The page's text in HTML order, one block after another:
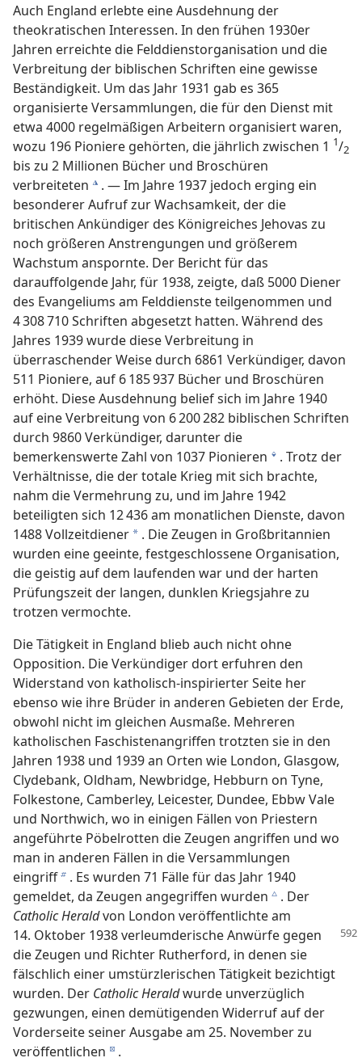
Auch England erlebte eine Ausdehnung der
theokratischen Interessen. In den frühen 1930er
Jahren erreichte die Felddienstorganisation und die
Verbreitung der biblischen Schriften eine gewisse
Beständigkeit. Um das Jahr 1931 gab es 365
organisierte Versammlungen, die für den Dienst mit
etwa 4000 regelmäßigen Arbeitern organisiert waren,
wozu 196 Pioniere gehörten, die jährlich zwischen 1 1/2
bis zu 2 Millionen Bücher und Broschüren
verbreiteten k . — Im Jahre 1937 jedoch erging ein
besonderer Aufruf zur Wachsamkeit, der die
britischen Ankündiger des Königreiches Jehovas zu
noch größeren Anstrengungen und größerem
Wachstum anspornte. Der Bericht für das
darauffolgende Jahr, für 1938, zeigte, daß 5000 Diener
des Evangeliums am Felddienste teilgenommen und
4 308 710 Schriften abgesetzt hatten. Während des
Jahres 1939 wurde diese Verbreitung in
überraschender Weise durch 6861 Verkündiger, davon
511 Pioniere, auf 6 185 937 Bücher und Broschüren
erhöht. Diese Ausdehnung belief sich im Jahre 1940
auf eine Verbreitung von 6 200 282 biblischen Schriften
durch 9860 Verkündiger, darunter die
bemerkenswerte Zahl von 1037 Pionieren l . Trotz der
Verhältnisse, die der totale Krieg mit sich brachte,
nahm die Vermehrung zu, und im Jahre 1942
beteiligten sich 12 436 am monatlichen Dienste, davon
1488 Vollzeitdiener a . Die Zeugen in Großbritannien
wurden eine geeinte, festgeschlossene Organisation,
die geistig auf dem laufenden war und der harten
Prüfungszeit der langen, dunklen Kriegsjahre zu
trotzen vermochte.
Die Tätigkeit in England blieb auch nicht ohne
Opposition. Die Verkündiger dort erfuhren den
Widerstand von katholisch-inspirierter Seite her
ebenso wie ihre Brüder in anderen Gebieten der Erde,
obwohl nicht im gleichen Ausmaße. Mehreren
katholischen Faschistenangriffen trotzten sie in den
Jahren 1938 und 1939 an Orten wie London, Glasgow,
Clydebank, Oldham, Newbridge, Hebburn on Tyne,
Folkestone, Camberley, Leicester, Dundee, Ebbw Vale
und Northwich, wo in einigen Fällen von Priestern
angeführte Pöbelrotten die Zeugen angriffen und wo
man in anderen Fällen in die Versammlungen
eingriffb . Es wurden 71 Fälle für das Jahr 1940
gemeldet, da Zeugen angegriffen wurden c . Der
Catholic Heraldvon London veröffentlichte am
14. Oktober 1938 verleumderischeAnwürfe gegen
die Zeugen und Richter Rutherford, in denen sie
fälschlich einer umstürzlerischen Tätigkeit bezichtigt
wurden. Der Catholic Heraldwurde unverzüglich
gezwungen, einen demütigenden Widerruf auf der
Vorderseite seiner Ausgabe am 25. November zu
veröffentlichen d .